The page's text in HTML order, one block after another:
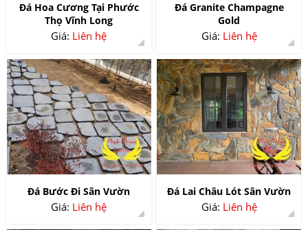
Đá Hoa Cương Tại Phước
Thọ Vĩnh Long
Giá: Liên hệ
Đá Granite Champagne
Gold
Giá: Liên hệ
Đá Bước Đi Sân Vườn
Giá: Liên hệ
Đá Lai Châu Lót Sân Vườn
Giá: Liên hệ